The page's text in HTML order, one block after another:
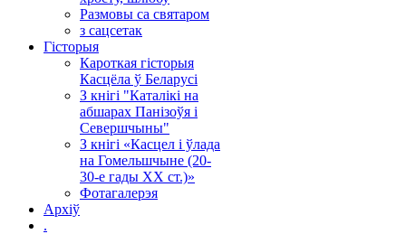
Размовы са святаром
з сацсетак
Гісторыя
Кароткая гісторыя
Касцёла ў Беларусі
З кнігі "Каталікі на
абшарах Панізоўя і
Севершчыны"
З кнігі «Касцел і ўлада
на Гомельшчыне (20-
30-е гады ХХ ст.)»
Фотагалерэя
Архіў
.